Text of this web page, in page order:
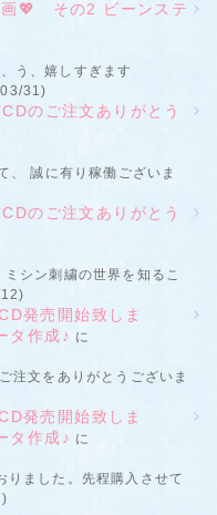
画💖 その2 ビーンステ
う、嬉しすぎます
31)
のご注文ありがとう
、 誠に有り稼働ございま
のご注文ありがとう
シン刺繍の世界を知るこ
発売開始致しま
タ作成♪ に
注文をありがとうございま
発売開始致しま
タ作成♪ に
りました。先程購入させて